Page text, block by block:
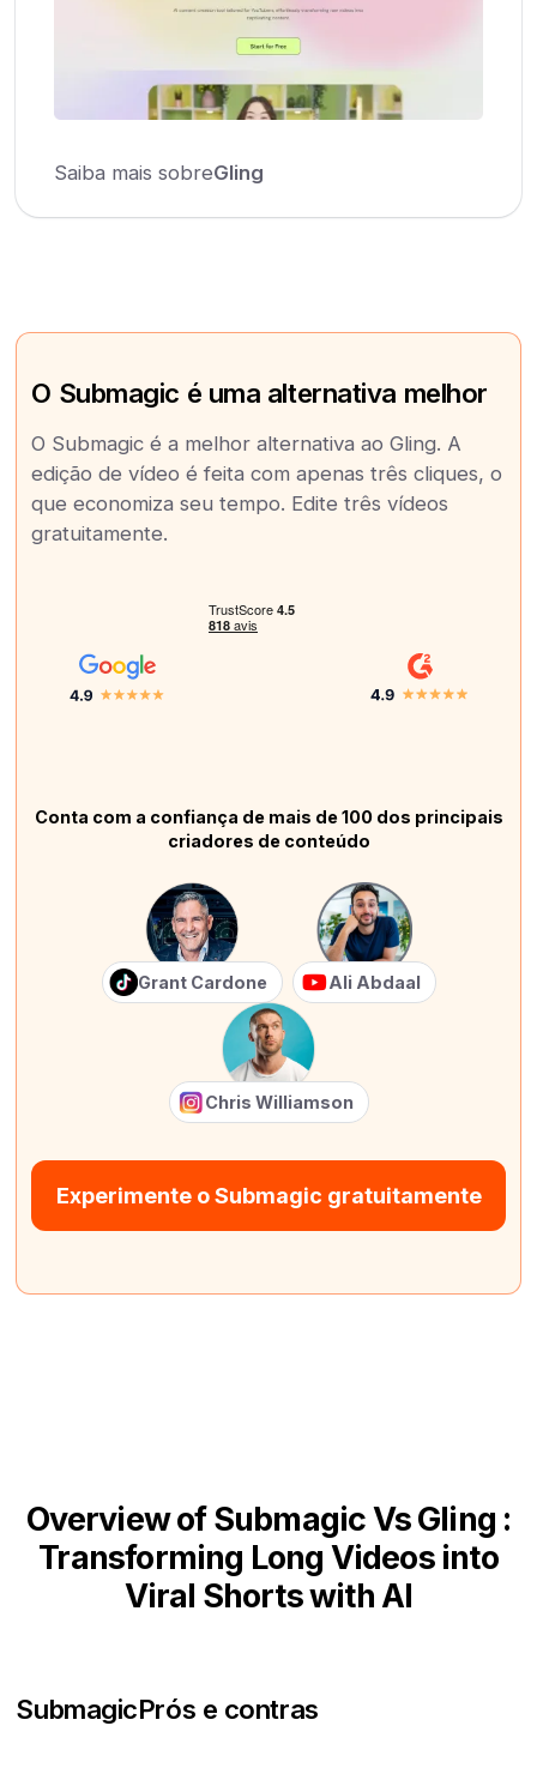
Saiba mais sobreGling
O Submagic é uma alternativa melhor
O Submagic é a melhor alternativa ao Gling. A
edição de vídeo é feita com apenas três cliques, o
que economiza seu tempo. Edite três vídeos
gratuitamente.
Conta com a confiança de mais de 100 dos principais
criadores de conteúdo
Grant Cardone Ali Abdaal
Chris Williamson
Experimente o Submagic gratuitamente
Overview of Submagic Vs Gling :
Transforming Long Videos into
Viral Shorts with AI
SubmagicPrós e contras